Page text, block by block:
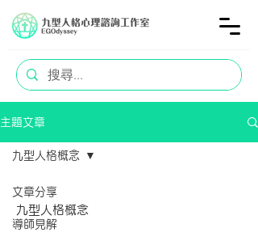
主題文章
文章分享
導師見解
九型人格概念
九型人格概念